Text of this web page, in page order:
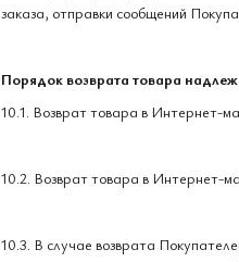
заказа, отправки сообщений
Порядок возврата товара
10.1. Возврат товара в Интернет-
10.2. Возврат товара в Интернет-
10.3. В случае возврата